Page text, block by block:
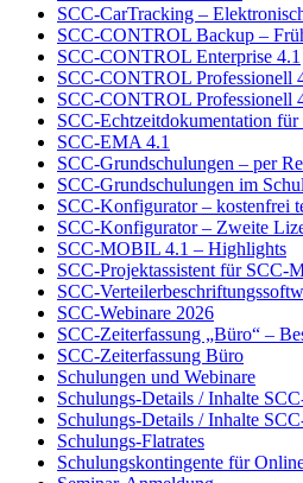
SCC-CarTracking –
SCC-CONTROL Backup –
SCC-CONTROL Enterprise 4.1
SCC-CONTROL Professionell
SCC-CONTROL Professionell
SCC-Echtzeitdokumentation
SCC-EMA 4.1
SCC-Grundschulungen – per
SCC-Grundschulungen im
SCC-Konfigurator – kostenfrei
SCC-Konfigurator – Zweite
SCC-MOBIL 4.1 – Highlights
SCC-Projektassistent für SCC-
SCC-
SCC-Webinare 2026
SCC-Zeiterfassung „Büro“ –
SCC-Zeiterfassung Büro
Schulungen und Webinare
Schulungs-Details / Inhalte
Schulungs-Details / Inhalte
Schulungs-Flatrates
Schulungskontingente für